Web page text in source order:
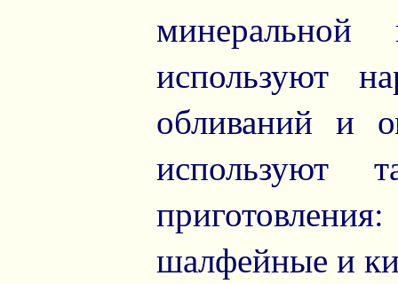
используют
обливаний и
используют
шалфейные и